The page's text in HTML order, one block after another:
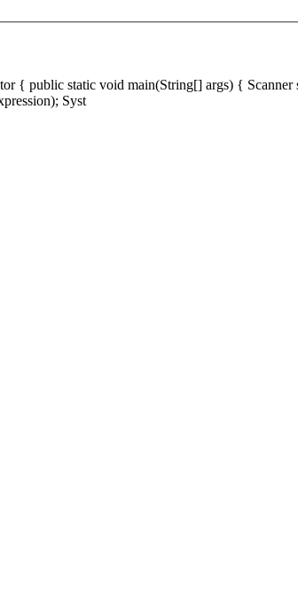
{ public static void main(String[] args) {
Syst